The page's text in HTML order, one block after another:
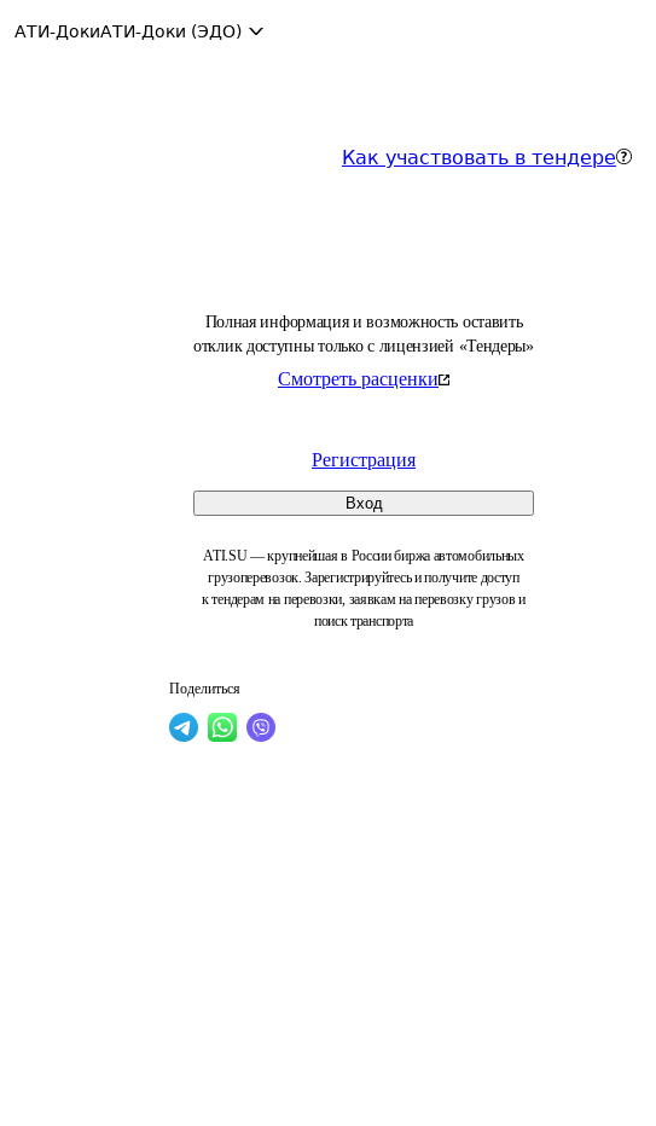
АТИ-ДокиАТИ-Доки (ЭДО)
Как участвовать в тендере
Полная информация и возможность оставить
отклик доступны только с лицензией «Тендеры»
Смотреть расценки
Регистрация
Вход
ATI.SU — крупнейшая в России биржа автомобильных
грузоперевозок. Зарегистрируйтесь и получите доступ
к тендерам на перевозки, заявкам на перевозку грузов и
поиск транспорта
Поделиться